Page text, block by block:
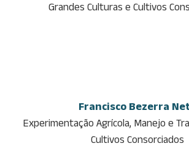
Grandes Culturas e Cultivos
Francisco Bezerra
Experimentação Agrícola, Manejo e
Cultivos Consorciados